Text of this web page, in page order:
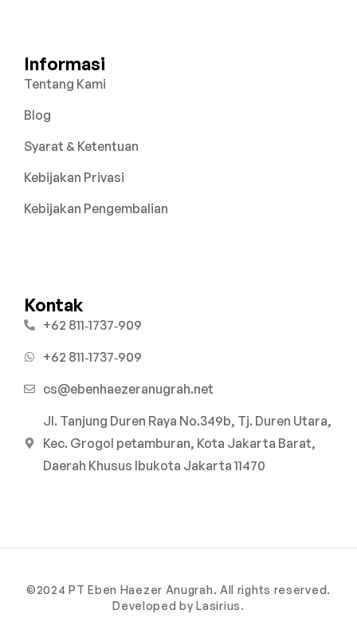
Informasi
Tentang Kami
Blog
Syarat & Ketentuan
Kebijakan Privasi
Kebijakan Pengembalian
Kontak
‪+62 811‑1737‑909‬
‪+62 811‑1737‑909‬
cs@ebenhaezeranugrah.net
Jl. Tanjung Duren Raya No.349b, Tj. Duren Utara,
Kec. Grogol petamburan, Kota Jakarta Barat,
Daerah Khusus Ibukota Jakarta 11470
©2024 PT Eben Haezer Anugrah. All rights reserved.
Developed by Lasirius.